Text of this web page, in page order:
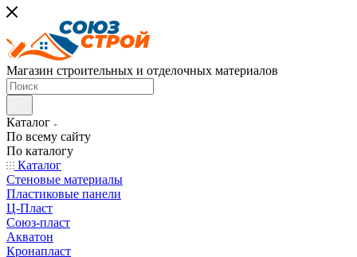
Магазин строительных и отделочных материалов
Каталог
По всему сайту
По каталогу
Каталог
Стеновые материалы
Пластиковые панели
Ц-Пласт
Союз-пласт
Акватон
Кронапласт